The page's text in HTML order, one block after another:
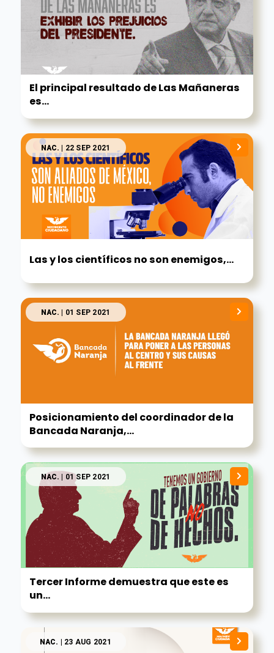
El principal resultado de Las Mañaneras
es...
NAC. | 22 SEP 2021
Las y los científicos no son enemigos,...
NAC. | 01 SEP 2021
Posicionamiento del coordinador de la
Bancada Naranja,...
NAC. | 01 SEP 2021
Tercer Informe demuestra que este es
un...
NAC. | 23 AUG 2021